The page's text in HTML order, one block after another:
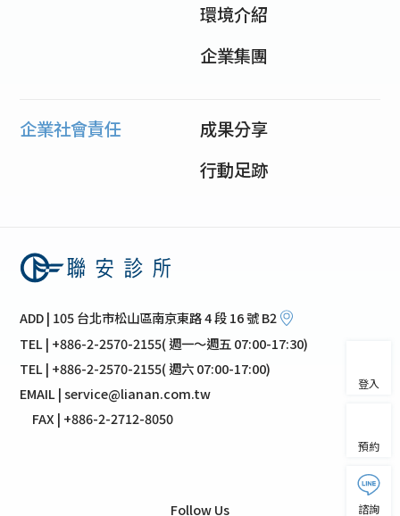
環境介紹
企業集團
企業社會責任
成果分享
行動足跡
ADD | 105 台北市松山區南京東路 4 段 16 號 B2
TEL | +886-2-2570-2155( 週一～週五 07:00-17:30)
TEL | +886-2-2570-2155( 週六 07:00-17:00)
EMAIL | service@lianan.com.tw
FAX | +886-2-2712-8050
Follow Us
登入
預約
諮詢